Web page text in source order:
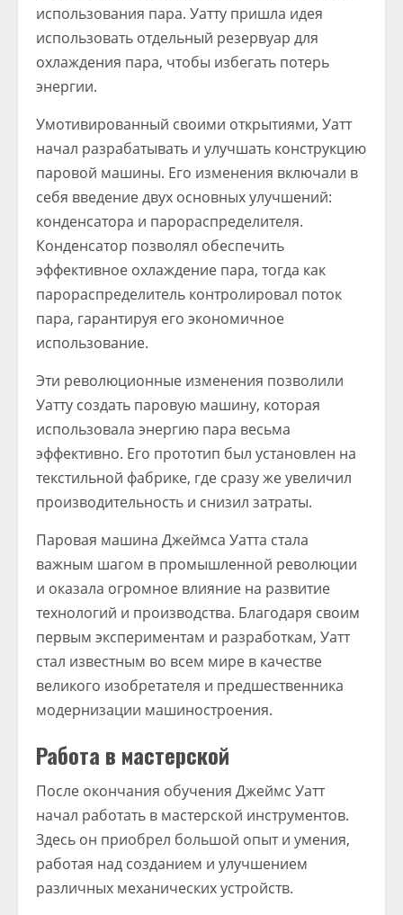
использования пара. Уатту пришла идея
использовать отдельный резервуар для
охлаждения пара, чтобы избегать потерь
энергии.
Умотивированный своими открытиями, Уатт
начал разрабатывать и улучшать конструкцию
паровой машины. Его изменения включали в
себя введение двух основных улучшений:
конденсатора и парораспределителя.
Конденсатор позволял обеспечить
эффективное охлаждение пара, тогда как
парораспределитель контролировал поток
пара, гарантируя его экономичное
использование.
Эти революционные изменения позволили
Уатту создать паровую машину, которая
использовала энергию пара весьма
эффективно. Его прототип был установлен на
текстильной фабрике, где сразу же увеличил
производительность и снизил затраты.
Паровая машина Джеймса Уатта стала
важным шагом в промышленной революции
и оказала огромное влияние на развитие
технологий и производства. Благодаря своим
первым экспериментам и разработкам, Уатт
стал известным во всем мире в качестве
великого изобретателя и предшественника
модернизации машиностроения.
Работа в мастерской
После окончания обучения Джеймс Уатт
начал работать в мастерской инструментов.
Здесь он приобрел большой опыт и умения,
работая над созданием и улучшением
различных механических устройств.